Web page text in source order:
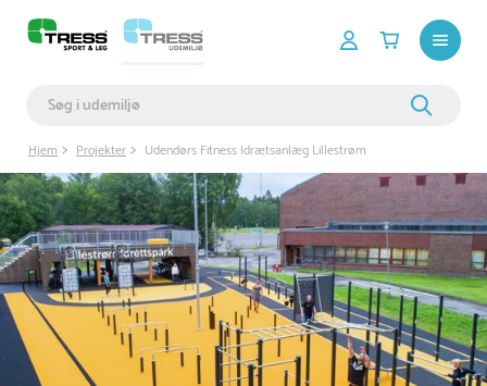
Hjem Projekter Udendørs Fitness Idrætsanlæg Lillestrøm